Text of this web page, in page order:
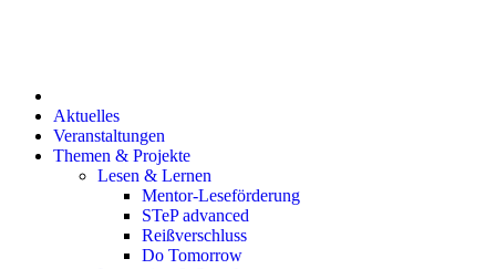
Aktuelles
Veranstaltungen
Themen & Projekte
Lesen & Lernen
Mentor-Leseförderung
STeP advanced
Reißverschluss
Do Tomorrow